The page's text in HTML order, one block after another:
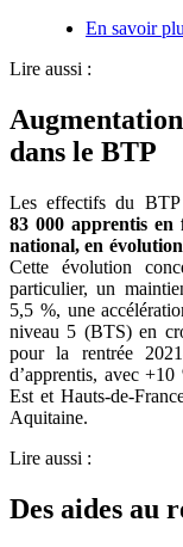
En savoir
Lire aussi :
dans le BTP
Les effectifs du BTP
83 000 apprentis
national, en
Cette évolution
particulier, un
5,5 %, une
niveau 5 (BTS) en
pour la rentrée
d’apprentis, avec +10
Est et Hauts-de-
Aquitaine.
Lire aussi :
Des aides au